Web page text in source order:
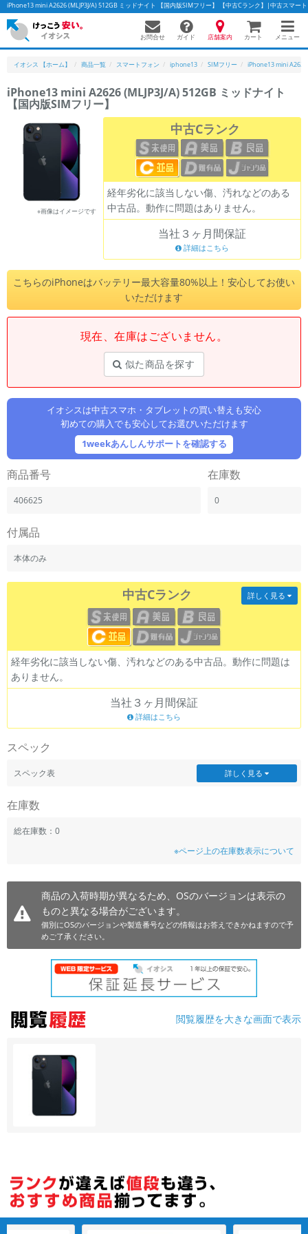
iPhone13 mini A2626 (MLJP3J/A) 512GB ミッドナイト 【国内版SIMフリー】 【中古Cランク】|中古スマー
お問合せ ガイド 店舗案内 カート メニュー
イオシス 【ホーム】 商品一覧 スマートフォン iphone13 SIMフリー iPhone13 mini A2626
iPhone13 mini A2626 (MLJP3J/A) 512GB ミッドナイト
【国内版SIMフリー】
※画像はイメージです
中古Cランク
経年劣化に該当しない傷、汚れなどのある
中古品。動作に問題はありません。
当社３ヶ月間保証
詳細はこちら
こちらのiPhoneはバッテリー最大容量80%以上！安心してお使い
いただけます
現在、在庫はございません。
似た商品を探す
イオシスは中古スマホ・タブレットの買い替えも安心
初めての購入でも安心してお選びいただけます
1weekあんしんサポートを確認する
商品番号
406625
在庫数
0
付属品
本体のみ
中古Cランク
経年劣化に該当しない傷、汚れなどのある中古品。動作に問題は
ありません。
詳しく見る
当社３ヶ月間保証
詳細はこちら
スペック
スペック表 詳しく見る
在庫数
総在庫数：0
※ページ上の在庫数表示について
商品の入荷時期が異なるため、OSのバージョンは表示の
ものと異なる場合がございます。
個別にOSのバージョンや製造番号などの情報はお答えできかねますので予
めご了承ください。
閲覧履歴を大きな画面で表示
かんたんパソコン検索に切り替える
フリーワード
人気の検索ワード：Let's note EliteBookMacBook
「スマートフォン」「タブレット」など
シリーズ
商品シリーズ名・ブランド名の絞り込み。
「iPhone」「Xperia」「Galaxy」など
「Apple」「SONY」「SHARP」など
機能・特徴
商品の搭載機能による絞り込み
「5G対応」「防水」「ワンセグ」など
ランク
「新品」「未使用」「中古」など
CPU
OSの絞り込み
~
容量
~
モニタサイズ
年
各項目のチェックボックスは「or検索」となります。
ただし機能別のみ「and検索」となります。